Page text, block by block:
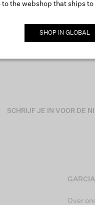
SCHRIJF JE IN VOOR DE
GARCIA
Over
to the webshop that ships
SHOP IN GLOBAL